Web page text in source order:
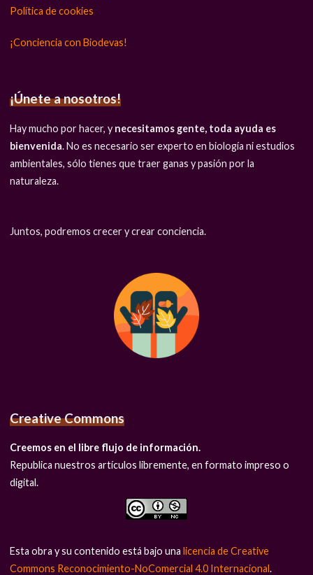
Política de cookies
¡Conciencia con Biodevas!
¡Únete a nosotros!
Hay mucho por hacer, y necesitamos gente, toda ayuda es
bienvenida. No es necesario ser experto en biología ni estudios
ambientales, sólo tienes que traer ganas y pasión por la
naturaleza.
Juntos, podremos crecer y crear conciencia.
Creative Commons
Creemos en el libre flujo de información.
Republica nuestros artículos libremente, en formato impreso o
digital.
Esta obra y su contenido está bajo unalicencia de Creative
Commons Reconocimiento-NoComercial 4.0 Internacional.